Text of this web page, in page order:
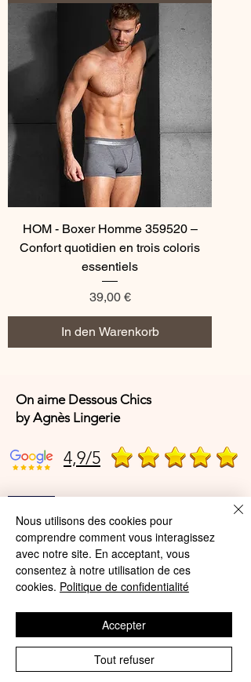
HOM - Boxer Homme 359520 –
Confort quotidien en trois coloris
essentiels
Preis
39,00 €
In den Warenkorb
On aime Dessous Chics
by Agnès Lingerie
4,9/5
4,9/5
Offres et Services
A propos de nous
Protection des données
Mentions légales
Nous utilisons des cookies pour
comprendre comment vous interagissez
avec notre site. En acceptant, vous
consentez à notre utilisation de ces
cookies. Politique de confidentialité
Tout refuser
Accepter